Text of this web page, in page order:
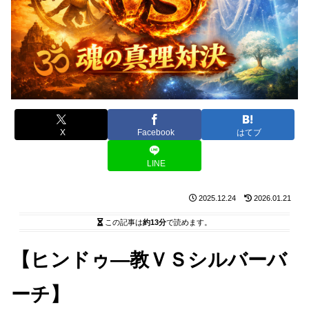
X Facebook はてブ
LINE
2025.12.24 2026.01.21
この記事は約13分で読めます。
【ヒンドゥ―教ＶＳシルバーバ
ーチ】